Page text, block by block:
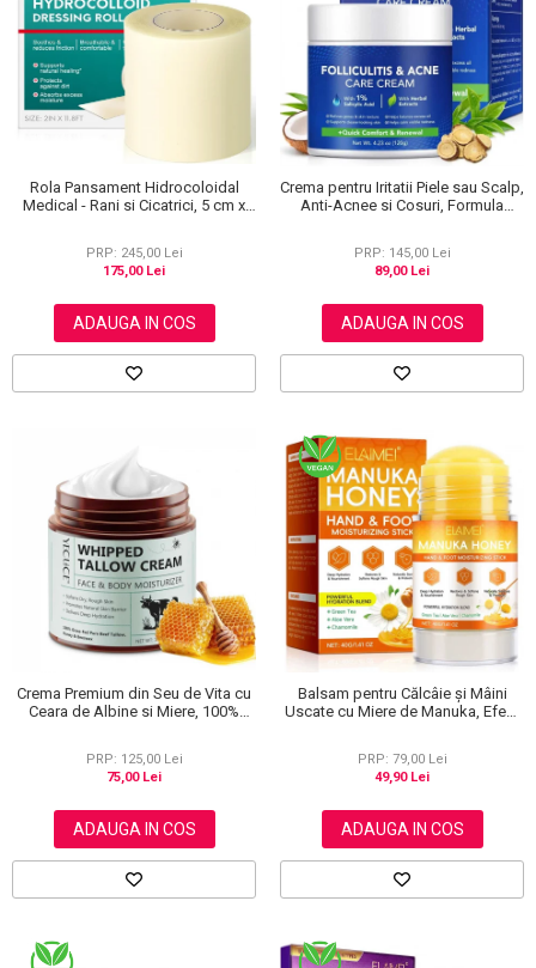
Rola Pansament Hidrocoloidal
Medical - Rani si Cicatrici, 5 cm x
PRP: 245,00 Lei
175,00 Lei
ADAUGA IN COS
Crema pentru Iritatii Piele sau Scalp,
Anti-Acnee si Cosuri, Formula
PRP: 145,00 Lei
89,00 Lei
ADAUGA IN COS
Crema Premium din Seu de Vita cu
Ceara de Albine si Miere, 100%
PRP: 125,00 Lei
75,00 Lei
ADAUGA IN COS
Balsam pentru Călcâie și Mâini
Uscate cu Miere de Manuka, Efect
PRP: 79,00 Lei
49,90 Lei
ADAUGA IN COS